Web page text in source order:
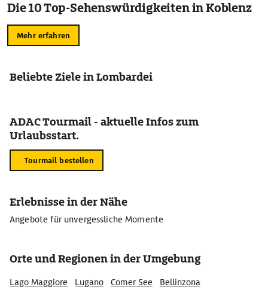
Die 10 Top-Sehenswürdigkeiten in Koblenz
Mehr erfahren
Beliebte Ziele in Lombardei
ADAC Tourmail - aktuelle Infos zum
Urlaubsstart.
Tourmail bestellen
Erlebnisse in der Nähe
Angebote für unvergessliche Momente
Orte und Regionen in der Umgebung
Lago Maggiore Lugano Comer See Bellinzona